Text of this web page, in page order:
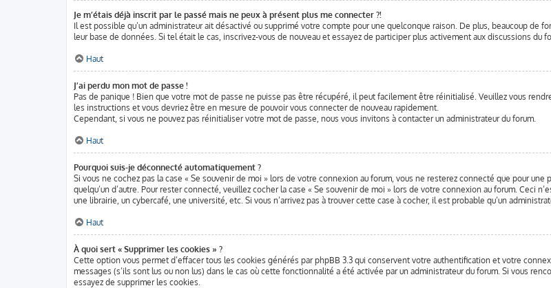
Je m’étais déjà inscrit par le passé mais ne peux à présent plus me connecter ?!
Il est possible qu’un administrateur ait désactivé ou supprimé votre compte pour une quelconque raison. De plus, beaucoup
leur base de données. Si tel était le cas, inscrivez-vous de nouveau et essayez de participer plus activement aux discussions du
Haut
J’ai perdu mon mot de passe !
Pas de panique ! Bien que votre mot de passe ne puisse pas être récupéré, il peut facilement être réinitialisé. Veuillez vous
les instructions et vous devriez être en mesure de pouvoir vous connecter de nouveau rapidement.
Cependant, si vous ne pouvez pas réinitialiser votre mot de passe, nous vous invitons à contacter un administrateur du forum.
Haut
Pourquoi suis-je déconnecté automatiquement ?
Si vous ne cochez pas la case « Se souvenir de moi » lors de votre connexion au forum, vous ne resterez connecté que pour
quelqu’un d’autre. Pour rester connecté, veuillez cocher la case « Se souvenir de moi » lors de votre connexion au forum. Ceci
une librairie, un cybercafé, une université, etc. Si vous n’arrivez pas à trouver cette case à cocher, il est probable qu’un
Haut
À quoi sert « Supprimer les cookies » ?
Cette option vous permet d’effacer tous les cookies générés par phpBB 3.3 qui conservent votre authentification et votre
messages (s’ils sont lus ou non lus) dans le cas où cette fonctionnalité a été activée par un administrateur du forum. Si vous
essayez de supprimer les cookies.